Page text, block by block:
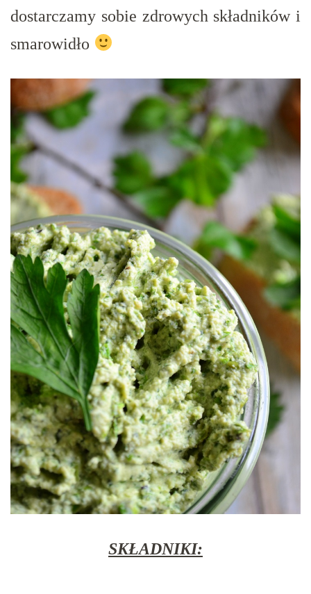
dostarczamy sobie zdrowych składników i
smarowidło
SKŁADNIKI: